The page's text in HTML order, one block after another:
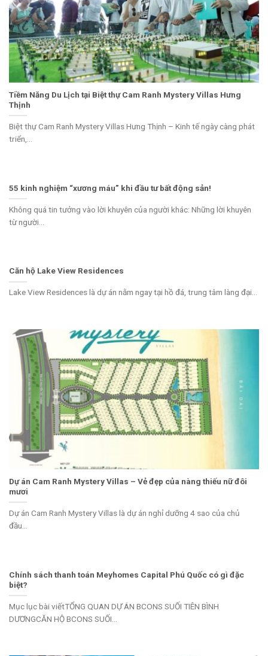
Tiềm Năng Du Lịch tại Biệt thự Cam Ranh Mystery Villas Hưng
Thịnh
Biệt thự Cam Ranh Mystery Villas Hưng Thịnh – Kinh tế ngày càng phát
triển,...
55 kinh nghiệm “xương máu” khi đầu tư bất động sản!
Không quá tin tưởng vào lời khuyên của người khác: Những lời khuyên
từ người...
Căn hộ Lake View Residences
Lake View Residences là dự án nằm ngay tại hồ đá, trung tâm làng đại...
Dự án Cam Ranh Mystery Villas – Vẻ đẹp của nàng thiếu nữ đôi
mươi
Dự án Cam Ranh Mystery Villas là dự án nghỉ dưỡng 4 sao của chủ
đầu...
Chính sách thanh toán Meyhomes Capital Phú Quốc có gì đặc
biệt?
Mục lục bài viếtTỔNG QUAN DỰ ÁN BCONS SUỐI TIÊN BÌNH
DƯƠNGCĂN HỘ BCONS SUỐI...